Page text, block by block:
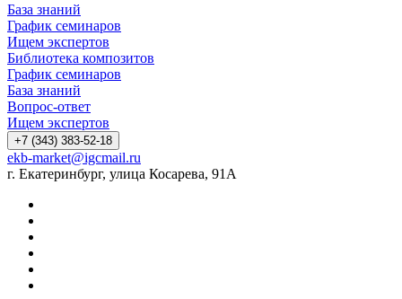
База знаний
График семинаров
Ищем экспертов
Библиотека композитов
График семинаров
База знаний
Вопрос-ответ
Ищем экспертов
+7 (343) 383-52-18
ekb-market@igcmail.ru
г. Екатеринбург, улица Косарева, 91А